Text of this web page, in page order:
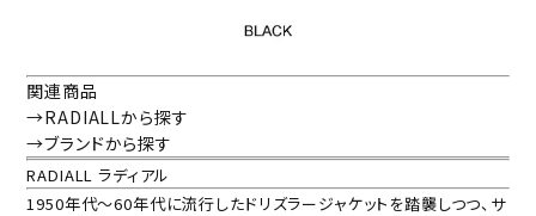
関連商品
→RADIALLから探す
→ブランドから探す
RADIALL ラディアル
1950年代～60年代に流行したドリズラージャケットを踏襲しつつ、サ